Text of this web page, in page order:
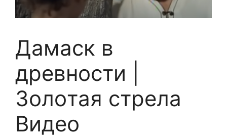
Дамаск в
древности |
Зoлoтaя стрела
Видео